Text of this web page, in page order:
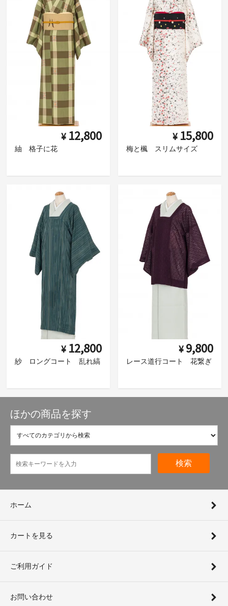
¥ 12,800
紬 格子に花
¥ 15,800
梅と楓 スリムサイズ
¥ 12,800
紗 ロングコート 乱れ縞
¥ 9,800
レース道行コート 花繋ぎ
ほかの商品を探す
検索
ホーム
カートを見る
ご利用ガイド
お問い合わせ